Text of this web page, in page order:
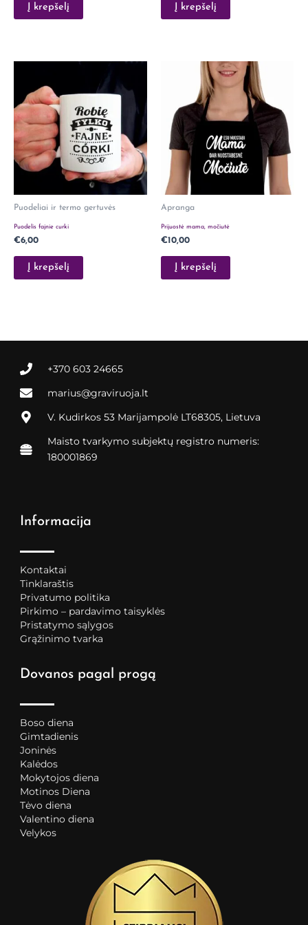
Į krepšelį Į krepšelį
Puodeliai ir termo gertuvės
Puodelis fajnie curki
€6,00
Į krepšelį
Apranga
Prijuostė mama, močiutė
€10,00
Į krepšelį
+370 603 24665
marius@graviruoja.lt
V. Kudirkos 53 Marijampolė LT68305, Lietuva
Maisto tvarkymo subjektų registro numeris:
180001869
Informacija
Kontaktai
Tinklaraštis
Privatumo politika
Pirkimo – pardavimo taisyklės
Pristatymo sąlygos
Grąžinimo tvarka
Dovanos pagal progą
Boso diena
Gimtadienis
Joninės
Kalėdos
Mokytojos diena
Motinos Diena
Tėvo diena
Valentino diena
Velykos